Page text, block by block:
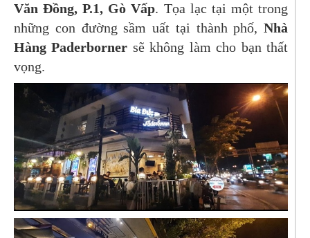
Văn Đồng, P.1, Gò Vấp. Tọa lạc tại một trong
những con đường sầm uất tại thành phố, Nhà
Hàng Paderborner sẽ không làm cho bạn thất
vọng.